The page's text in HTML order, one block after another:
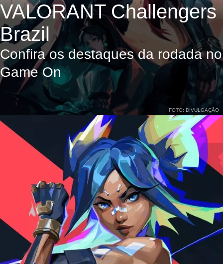
VALORANT Challengers
Brazil
Confira os destaques da rodada no
Game On
FOTO: DIVULGAÇÃO